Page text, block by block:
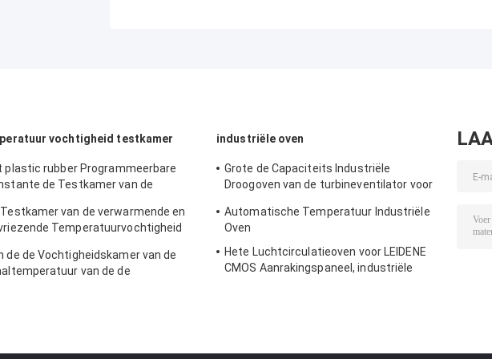
vochtigheid testkamer
plastic rubber Programmeerbare
de Testkamer van de
Testkamer van de verwarmende en
Temperatuurvochtigheid
de de Vochtigheidskamer van de
van de de
industriële oven
Grote de Capaciteits Industriële
Droogoven van de turbineventilator voor
Automatische Temperatuur Industriële
Oven
Hete Luchtcirculatieoven voor LEIDENE
CMOS Aanrakingspaneel, industriële